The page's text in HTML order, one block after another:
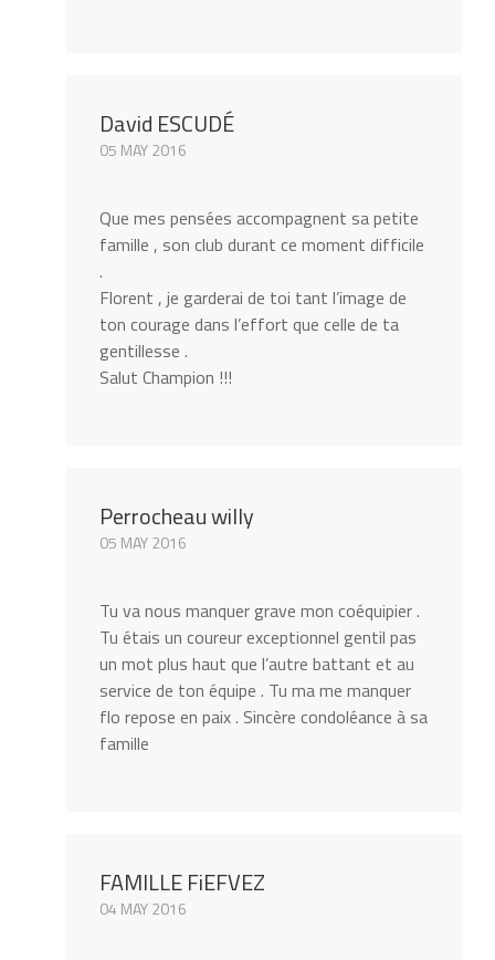
David ESCUDÉ
05 MAY 2016
Que mes pensées accompagnent sa petite
famille , son club durant ce moment difficile
.
Florent , je garderai de toi tant l’image de
ton courage dans l’effort que celle de ta
gentillesse .
Salut Champion !!!
Perrocheau willy
05 MAY 2016
Tu va nous manquer grave mon coéquipier .
Tu étais un coureur exceptionnel gentil pas
un mot plus haut que l’autre battant et au
service de ton équipe . Tu ma me manquer
flo repose en paix . Sincère condoléance à sa
famille
FAMILLE FiEFVEZ
04 MAY 2016